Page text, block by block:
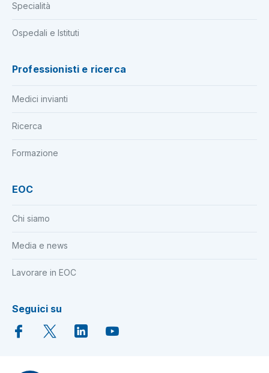
Specialità
Ospedali e Istituti
Professionisti e ricerca
Medici invianti
Ricerca
Formazione
EOC
Chi siamo
Media e news
Lavorare in EOC
Seguici su